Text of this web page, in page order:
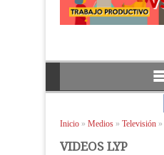
Inicio » Medios » Televisión »
VIDEOS LYP